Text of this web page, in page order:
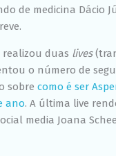
de medicina Dácio
duas lives
o número de
sobre como é ser
ano. A última live
media Joana